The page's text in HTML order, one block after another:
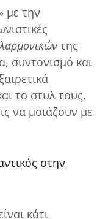
με την
της
συντονισμό και
το στυλ τους,
να μοιάζουν με
στην
κάτι